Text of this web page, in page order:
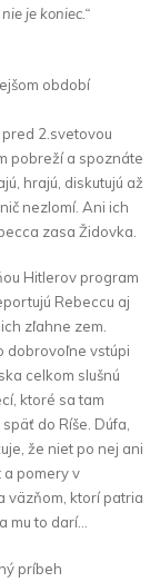
je koniec.“
období
2.svetovou
pobreží a spoznáte
hrajú, diskutujú až
nezlomí. Ani ich
zasa Židovka.
Hitlerov program
Rebeccu aj
zľahne zem.
dobrovoľne vstúpi
celkom slušnú
ktoré sa tam
do Ríše. Dúfa,
že niet po nej ani
a pomery v
väzňom, ktorí patria
to darí…
príbeh